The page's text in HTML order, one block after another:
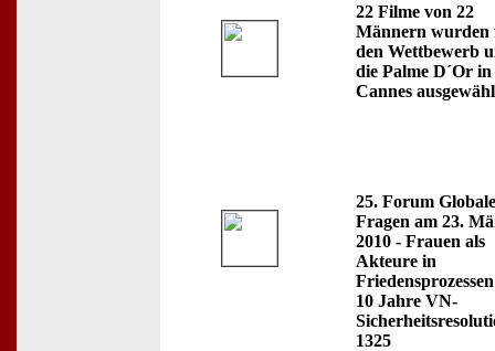
22 Filme von 22
Männern wurden
den Wettbewerb
die Palme D´Or in
Cannes
25. Forum Globale
Fragen am 23.
2010 - Frauen als
Akteure in
10 Jahre VN-
1325